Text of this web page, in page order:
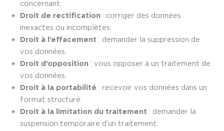
concernant.
Droit de rectification : corriger des données
inexactes ou incomplètes.
Droit à l’effacement : demander la suppression de
vos données.
Droit d’opposition : vous opposer à un traitement de
vos données.
Droit à la portabilité : recevoir vos données dans un
format structuré.
Droit à la limitation du traitement : demander la
suspension temporaire d’un traitement.